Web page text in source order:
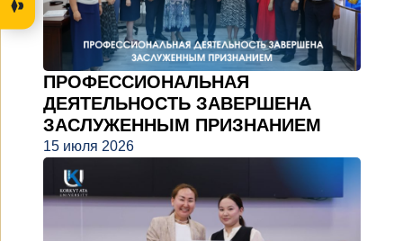
ПРОФЕССИОНАЛЬНАЯ
ДЕЯТЕЛЬНОСТЬ ЗАВЕРШЕНА
ЗАСЛУЖЕННЫМ ПРИЗНАНИЕМ
15 июля 2026